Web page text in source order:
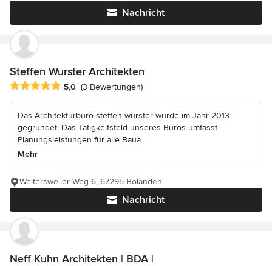
Nachricht
Steffen Wurster Architekten
Durchschnittliche Bewertung: 5 von 5 Sternen
5,0 (3 Bewertungen)
Das Architekturbüro steffen wurster wurde im Jahr 2013
gegründet. Das Tätigkeitsfeld unseres Büros umfasst
Planungsleistungen für alle Baua...
Mehr
Nachricht
Weitersweiler Weg 6, 67295 Bolanden
Neff Kuhn Architekten | BDA |